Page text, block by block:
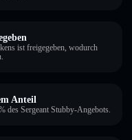
ist freigegeben, wodurch
Anteil
des Sergeant Stubby-Angebots.